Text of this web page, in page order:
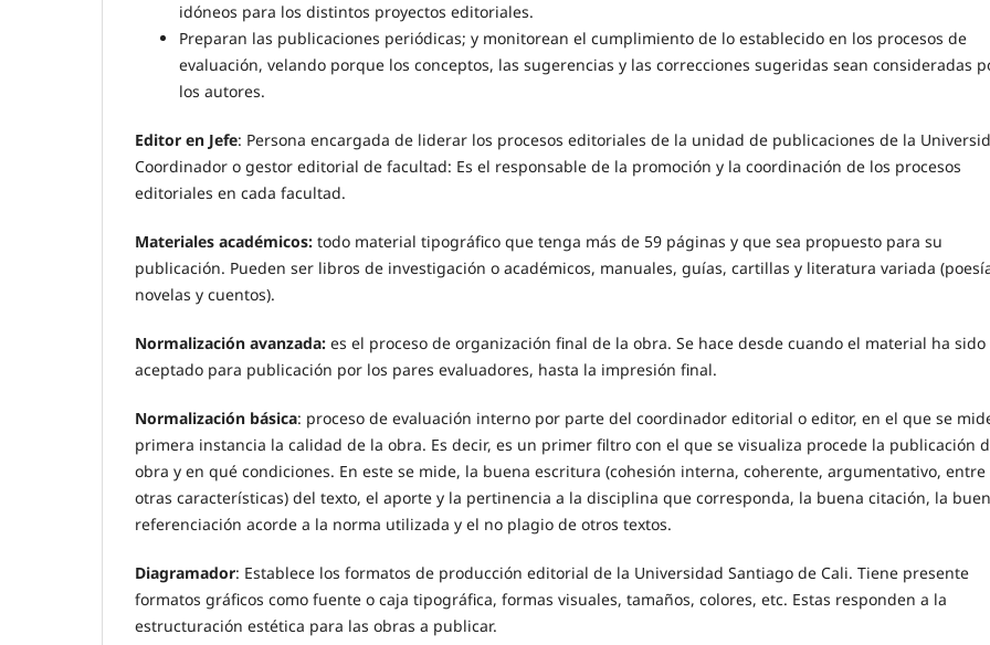
idóneos para los distintos proyectos editoriales.
Preparan las publicaciones periódicas; y monitorean el cumplimiento de lo establecido en los procesos de
evaluación, velando porque los conceptos, las sugerencias y las correcciones sugeridas sean consideradas
los autores.
Editor en Jefe: Persona encargada de liderar los procesos editoriales de la unidad de publicaciones de la
Coordinador o gestor editorial de facultad: Es el responsable de la promoción y la coordinación de los procesos
editoriales en cada facultad.
Materiales académicos: todo material tipográfico que tenga más de 59 páginas y que sea propuesto para su
publicación. Pueden ser libros de investigación o académicos, manuales, guías, cartillas y literatura variada
novelas y cuentos).
Normalización avanzada: es el proceso de organización final de la obra. Se hace desde cuando el material ha sido
aceptado para publicación por los pares evaluadores, hasta la impresión final.
Normalización básica: proceso de evaluación interno por parte del coordinador editorial o editor, en el que se
primera instancia la calidad de la obra. Es decir, es un primer filtro con el que se visualiza procede la publicación
obra y en qué condiciones. En este se mide, la buena escritura (cohesión interna, coherente, argumentativo, entre
otras características) del texto, el aporte y la pertinencia a la disciplina que corresponda, la buena citación, la
referenciación acorde a la norma utilizada y el no plagio de otros textos.
Diagramador: Establece los formatos de producción editorial de la Universidad Santiago de Cali. Tiene presente
formatos gráficos como fuente o caja tipográfica, formas visuales, tamaños, colores, etc. Estas responden a la
estructuración estética para las obras a publicar.